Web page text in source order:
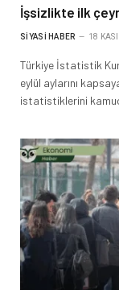
İşsizlikte ilk
SIYASI HABER 18
Türkiye İstatistik
eylül aylarını
istatistiklerini